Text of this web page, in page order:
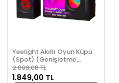
Yeelight Akıllı Oyun Küpü
(Spot) (Genişletme
Paketi)
2.099,00 TL
1.849,00 TL